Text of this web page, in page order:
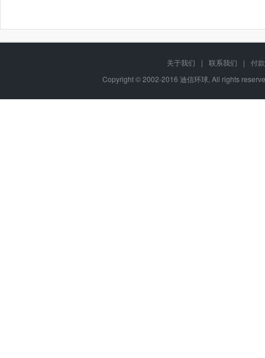
关于我们 | 联系我们 |
付
Copyright © 2002-2016 迪信环球, All rights